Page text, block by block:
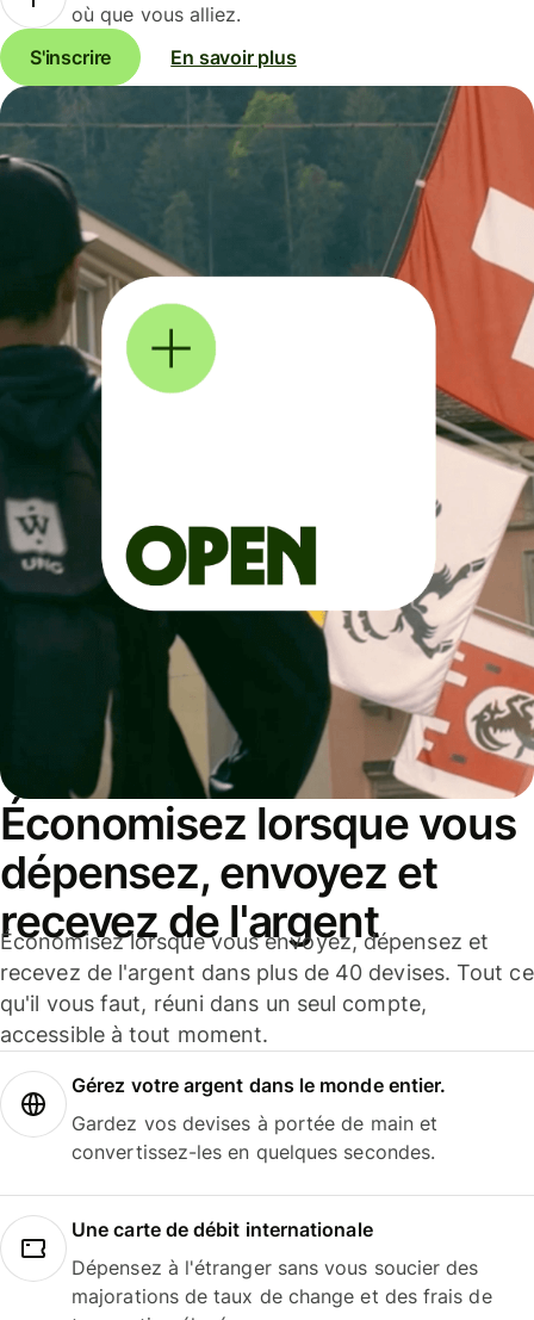
où que vous alliez.
S'inscrire
En savoir plus
Économisez lorsque vous
dépensez, envoyez et
recevez de l'argent
Économisez lorsque vous envoyez, dépensez et
recevez de l'argent dans plus de 40 devises. Tout ce
qu'il vous faut, réuni dans un seul compte,
accessible à tout moment.
Gérez votre argent dans le monde entier.
Gardez vos devises à portée de main et
convertissez-les en quelques secondes.
Une carte de débit internationale
Dépensez à l'étranger sans vous soucier des
majorations de taux de change et des frais de